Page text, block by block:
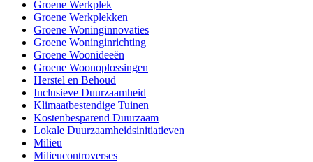
Groene Werkplek
Groene Werkplekken
Groene Woninginnovaties
Groene Woninginrichting
Groene Woonideeën
Groene Woonoplossingen
Herstel en Behoud
Inclusieve Duurzaamheid
Klimaatbestendige Tuinen
Kostenbesparend Duurzaam
Lokale Duurzaamheidsinitiatieven
Milieu
Milieucontroverses